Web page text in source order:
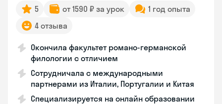
5 от 1590 ₽ за урок
1 год опыта
4 отзыва
Окончила факультет романо-германской
филологии с отличием
Сотрудничала с международными
партнерами из Италии, Португалии и Китая
Специализируется на онлайн образовании